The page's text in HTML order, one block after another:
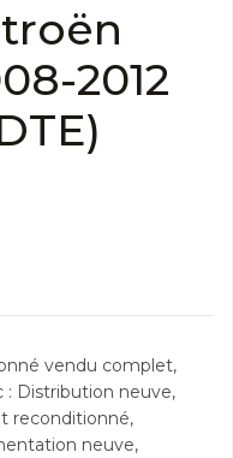
2012
vendu complet,
: Distribution neuve,
reconditionné,
neuve,